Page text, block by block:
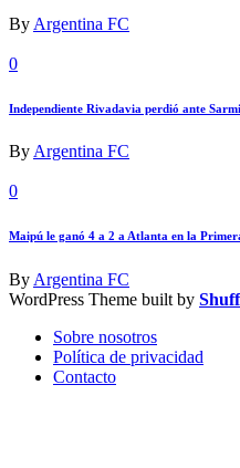
By Argentina FC
0
Independiente Rivadavia perdió ante
ByArgentina FC
0
Maipú le ganó 4 a 2 a Atlanta en la
ByArgentina FC
WordPress Theme built by
Sobre nosotros
Política de privacidad
Contacto